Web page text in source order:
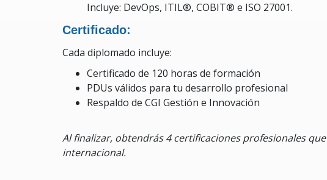
Incluye: DevOps, ITIL®, COBIT® e ISO 27001.
Certificado:
Cada diplomado incluye:
Certificado de 120 horas de formación
PDUs válidos para tu desarrollo profesional
Respaldo de CGI Gestión e Innovación
Al finalizar, obtendrás 4 certificaciones profesionales
internacional.